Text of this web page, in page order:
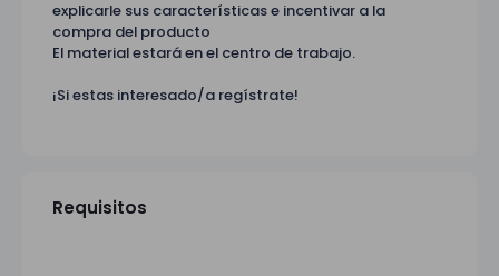
explicarle sus características e incentivar a la
compra del producto
El material estará en el centro de trabajo.
¡Si estas interesado/a regístrate!
Requisitos